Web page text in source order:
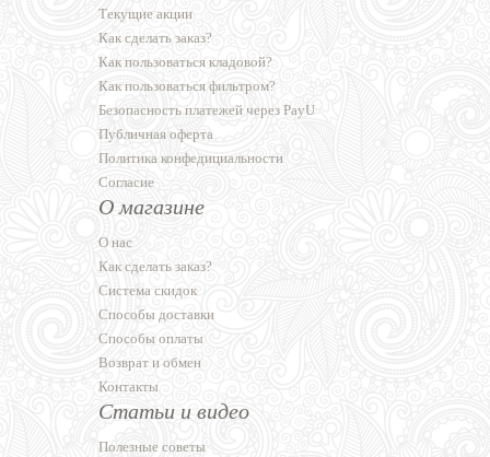
Текущие акции
Как сделать заказ?
Как пользоваться кладовой?
Как пользоваться фильтром?
Безопасность платежей через PayU
Публичная оферта
Политика конфедициальности
Согласие
О магазине
О нас
Как сделать заказ?
Система скидок
Способы доставки
Способы оплаты
Возврат и обмен
Контакты
Статьи и видео
Полезные советы